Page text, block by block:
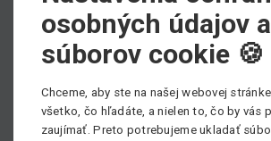
osobných údajov a
súborov cookie 🍪
Chceme, aby ste na našej webovej
všetko, čo hľadáte, a nielen to, čo by vás
zaujímať. Preto potrebujeme ukladať